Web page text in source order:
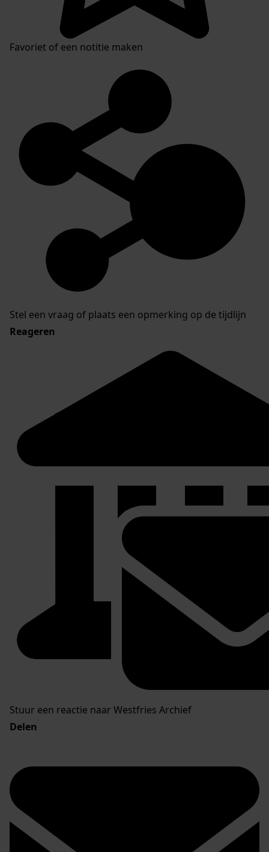
Favoriet of een notitie maken
Stel een vraag of plaats een opmerking op de tijdlijn
Reageren
Stuur een reactie naar Westfries Archief
Delen